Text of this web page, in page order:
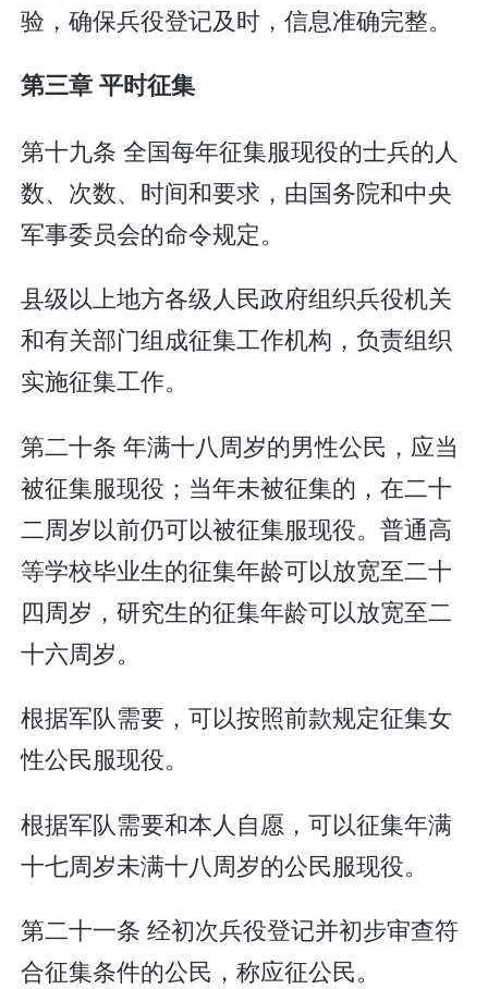
验，确保兵役登记及时，信息准确完整。
第三章 平时征集
第十九条 全国每年征集服现役的士兵的人
数、次数、时间和要求，由国务院和中央
军事委员会的命令规定。
县级以上地方各级人民政府组织兵役机关
和有关部门组成征集工作机构，负责组织
实施征集工作。
第二十条 年满十八周岁的男性公民，应当
被征集服现役；当年未被征集的，在二十
二周岁以前仍可以被征集服现役。普通高
等学校毕业生的征集年龄可以放宽至二十
四周岁，研究生的征集年龄可以放宽至二
十六周岁。
根据军队需要，可以按照前款规定征集女
性公民服现役。
根据军队需要和本人自愿，可以征集年满
十七周岁未满十八周岁的公民服现役。
第二十一条 经初次兵役登记并初步审查符
合征集条件的公民，称应征公民。